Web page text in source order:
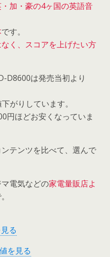
加・豪の4ヶ国の英語音
です。
く、スコアを上げたい方
D8600は発売当初より
がりしています。
円ほどお安くなっていま
テンツを比べて、選んで
電気などの家電量販店よ
る
を見る